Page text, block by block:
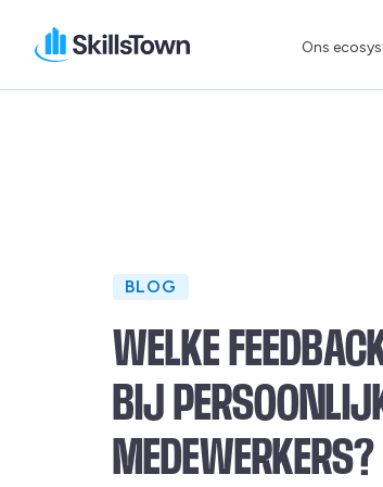
Ons
BLOG
WELKE
BIJ
MEDEWERKERS?